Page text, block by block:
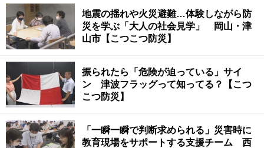
地震の揺れや火災避難…体験しながら防
災を学ぶ「大人の社会見学」 岡山・津
山市【こつこつ防災】
振られたら「危険が迫っている」サイ
ン 津波フラッグって知ってる？【こつ
こつ防災】
「一瞬一瞬で判断求められる」災害時に
教育現場をサポートする支援チーム 西